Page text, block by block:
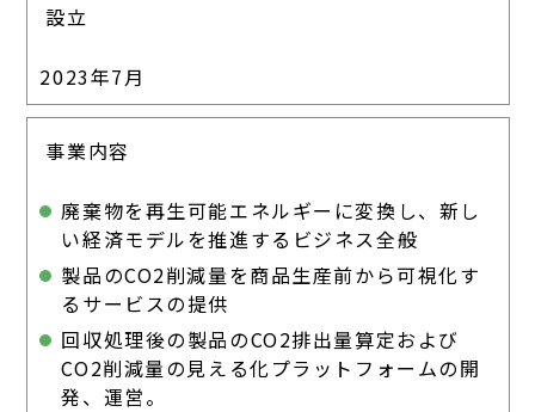
設立
2023年7月
事業内容
廃棄物を再生可能エネルギーに変換し、新し
い経済モデルを推進するビジネス全般
製品のCO2削減量を商品生産前から可視化す
るサービスの提供
回収処理後の製品のCO2排出量算定および
CO2削減量の見える化プラットフォームの開
発、運営。